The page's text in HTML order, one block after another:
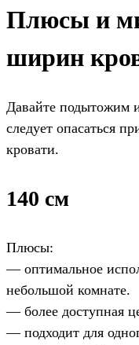
Плюсы и
ширин
Давайте подытожим
следует опасаться
кровати.
140 см
Плюсы:
— оптимальное
небольшой комнате.
— более доступная
— подходит для